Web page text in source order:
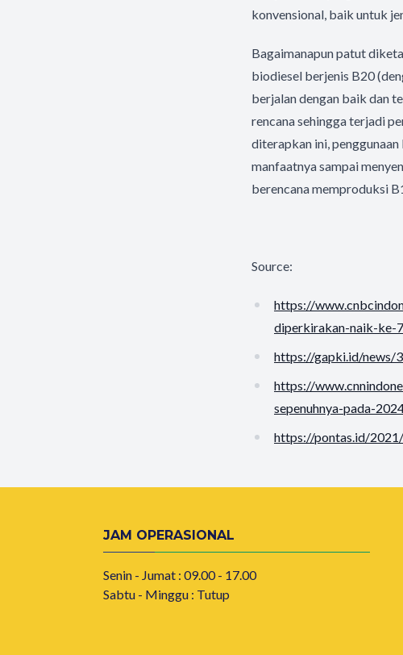
konvensional, baik untuk
Bagaimanapun patut
biodiesel berjenis B20
berjalan dengan baik dan
rencana sehingga terjadi
diterapkan ini,
manfaatnya sampai
berencana memproduksi
Source:
https://
diperkirakan-naik-ke-
https://gapki.id/news/
https://
sepenuhnya-pada-
https://pontas.id/
JAM OPERASIONAL
Senin - Jumat : 09.00 - 17.00
Sabtu - Minggu : Tutup